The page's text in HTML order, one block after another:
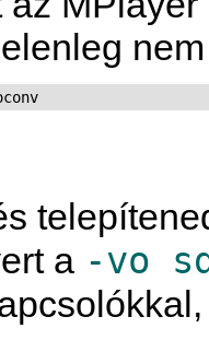
t a -vo